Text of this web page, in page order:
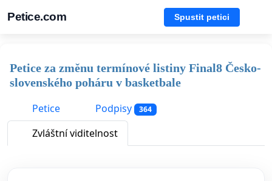
Petice.com Spustit petici
Petice za změnu termínové listiny Final8 Česko-
slovenského poháru v basketbale
Petice
Podpisy 364
Zvláštní viditelnost